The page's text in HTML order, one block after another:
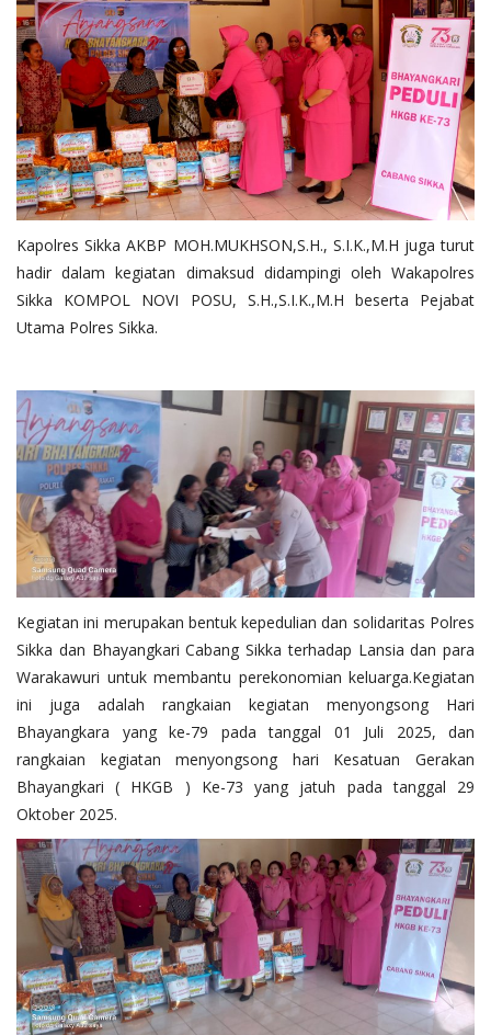
Kapolres Sikka AKBP MOH.MUKHSON,S.H., S.I.K.,M.H juga turut
hadir dalam kegiatan dimaksud didampingi oleh Wakapolres
Sikka KOMPOL NOVI POSU, S.H.,S.I.K.,M.H beserta Pejabat
Utama Polres Sikka.
Kegiatan ini merupakan bentuk kepedulian dan solidaritas Polres
Sikka dan Bhayangkari Cabang Sikka terhadap Lansia dan para
Warakawuri untuk membantu perekonomian keluarga.Kegiatan
ini juga adalah rangkaian kegiatan menyongsong Hari
Bhayangkara yang ke-79 pada tanggal 01 Juli 2025, dan
rangkaian kegiatan menyongsong hari Kesatuan Gerakan
Bhayangkari ( HKGB ) Ke-73 yang jatuh pada tanggal 29
Oktober 2025.